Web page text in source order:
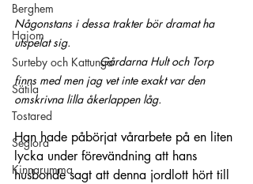
Berghem
Hajom
Surteby och Kattunga
Sätila
Tostared
Seglora
Kinnarumma
Någonstans i dessa trakter bör dramat ha
utspelat sig.
                           Gårdarna Hult och Torp
finns med men jag vet inte exakt var den
omskrivna lilla åkerlappen låg.
Han hade påbörjat vårarbete på en liten
lycka under förevändning att hans
husbonde sagt att denna jordlott hört till